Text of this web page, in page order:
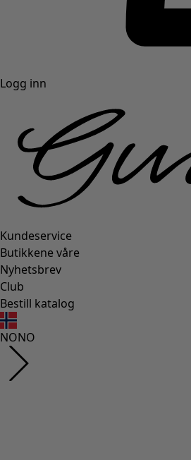
Logg inn
Kundeservice
Butikkene våre
Nyhetsbrev
Club
Bestill katalog
NONO